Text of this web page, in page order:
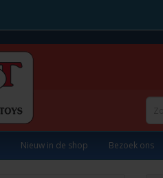
Nieuw in de shop Bezoek ons